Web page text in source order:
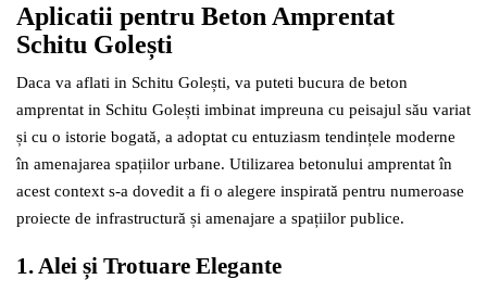
Aplicatii pentru Beton Amprentat
Schitu Golești
Daca va aflati in Schitu Golești, va puteti bucura de beton
amprentat in Schitu Golești imbinat impreuna cu peisajul său variat
și cu o istorie bogată, a adoptat cu entuziasm tendințele moderne
în amenajarea spațiilor urbane. Utilizarea betonului amprentat în
acest context s-a dovedit a fi o alegere inspirată pentru numeroase
proiecte de infrastructură și amenajare a spațiilor publice.
1. Alei și Trotuare Elegante